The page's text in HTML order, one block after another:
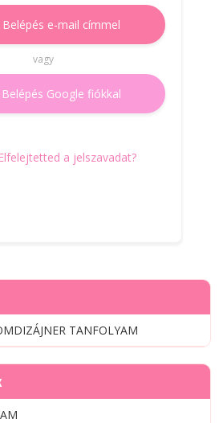
Belépés e-mail címmel
vagy
Belépés Google fiókkal
Elfelejtetted a jelszavadat?
TANFOLYAM